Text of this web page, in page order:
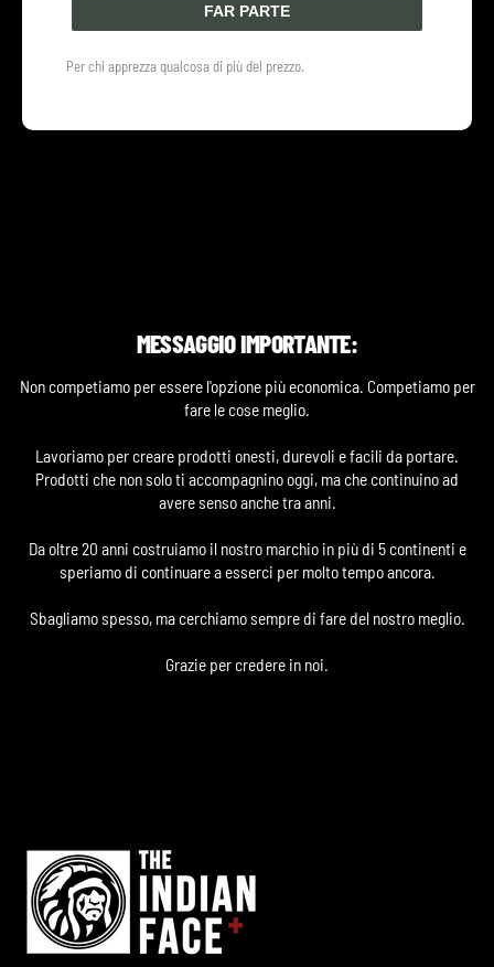
FAR PARTE
Per chi apprezza qualcosa di più del prezzo.
MESSAGGIO IMPORTANTE:
Non competiamo per essere l'opzione più economica. Competiamo per
fare le cose meglio.
Lavoriamo per creare prodotti onesti, durevoli e facili da portare.
Prodotti che non solo ti accompagnino oggi, ma che continuino ad
avere senso anche tra anni.
Da oltre 20 anni costruiamo il nostro marchio in più di 5 continenti e
speriamo di continuare a esserci per molto tempo ancora.
Sbagliamo spesso, ma cerchiamo sempre di fare del nostro meglio.
Grazie per credere in noi.
ATTIVARE SCONTO
Per chi vive più di quanto ostenta.